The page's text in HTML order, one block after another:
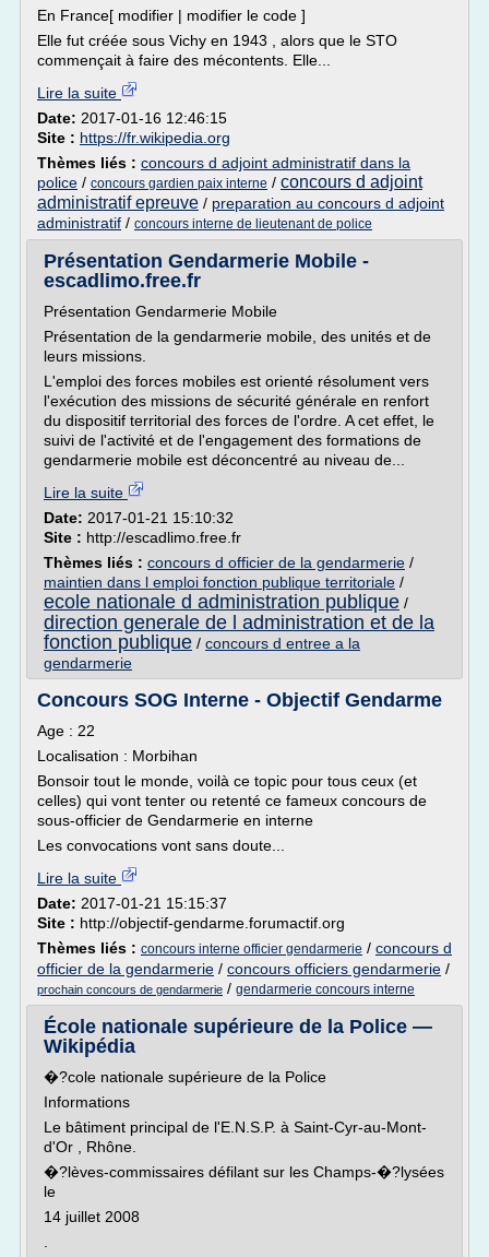
En France[ modifier | modifier le code ]
Elle fut créée sous Vichy en 1943 , alors que le STO
commençait à faire des mécontents. Elle...
Lire la suite
Date: 2017-01-16 12:46:15
Site : https://fr.wikipedia.org
Thèmes liés : concours d adjoint administratif dans la
police / concours gardien paix interne / concours d adjoint
administratif epreuve / preparation au concours d adjoint
administratif / concours interne de lieutenant de police
Présentation Gendarmerie Mobile -
escadlimo.free.fr
Présentation Gendarmerie Mobile
Présentation de la gendarmerie mobile, des unités et de
leurs missions.
L'emploi des forces mobiles est orienté résolument vers
l'exécution des missions de sécurité générale en renfort
du dispositif territorial des forces de l'ordre. A cet effet, le
suivi de l'activité et de l'engagement des formations de
gendarmerie mobile est déconcentré au niveau de...
Lire la suite
Date: 2017-01-21 15:10:32
Site : http://escadlimo.free.fr
Thèmes liés : concours d officier de la gendarmerie /
maintien dans l emploi fonction publique territoriale /
ecole nationale d administration publique /
direction generale de l administration et de la
fonction publique / concours d entree a la
gendarmerie
Concours SOG Interne - Objectif Gendarme
Age : 22
Localisation : Morbihan
Bonsoir tout le monde, voilà ce topic pour tous ceux (et
celles) qui vont tenter ou retenté ce fameux concours de
sous-officier de Gendarmerie en interne
Les convocations vont sans doute...
Lire la suite
Date: 2017-01-21 15:15:37
Site : http://objectif-gendarme.forumactif.org
Thèmes liés : concours interne officier gendarmerie / concours d
officier de la gendarmerie / concours officiers gendarmerie /
prochain concours de gendarmerie / gendarmerie concours interne
École nationale supérieure de la Police —
Wikipédia
�?cole nationale supérieure de la Police
Informations
Le bâtiment principal de l'E.N.S.P. à Saint-Cyr-au-Mont-
d'Or , Rhône.
�?lèves-commissaires défilant sur les Champs-�?lysées
le
14 juillet 2008